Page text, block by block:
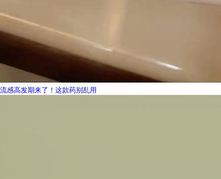
流感高发期来了！这款药别乱用